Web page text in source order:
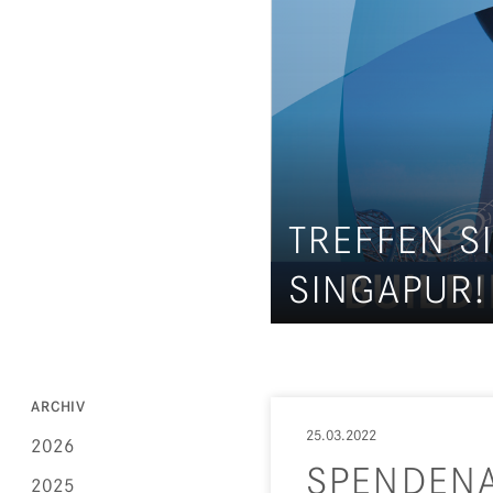
TREFFEN
SINGAPUR!
UNSERE
ZAPP-
ARCHIV
2026
2025
25.03.2022